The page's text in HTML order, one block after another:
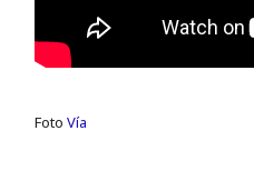
FotoVía